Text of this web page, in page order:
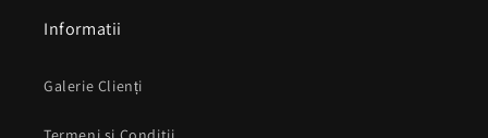
Informatii
Galerie Clienți